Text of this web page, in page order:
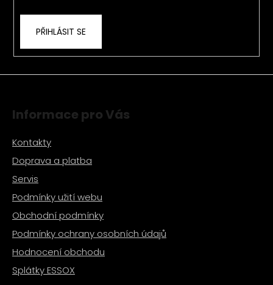
PŘIHLÁSIT SE
Informace pro Vás
Kontakty
Doprava a platba
Servis
Podmínky užití webu
Obchodní podmínky
Podmínky ochrany osobních údajů
Hodnocení obchodu
Splátky ESSOX